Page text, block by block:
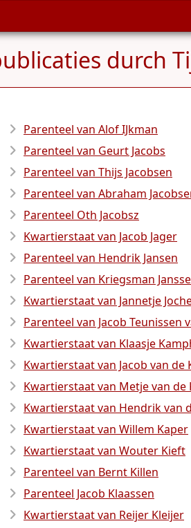
durch
Parenteel van Alof IJkman
Parenteel van Geurt Jacobs
Parenteel van Thijs Jacobsen
Parenteel van Abraham
Parenteel Oth Jacobsz
Kwartierstaat van Jacob Jager
Parenteel van Hendrik Jansen
Parenteel van Kriegsman
Kwartierstaat van Jannetje
Parenteel van Jacob Teunissen
Kwartierstaat van Klaasje
Kwartierstaat van Jacob van de
Kwartierstaat van Metje van de
Kwartierstaat van Hendrik van
Kwartierstaat van Willem Kaper
Kwartierstaat van Wouter Kieft
Parenteel van Bernt Killen
Parenteel Jacob Klaassen
Kwartierstaat van Reijer Kleijer